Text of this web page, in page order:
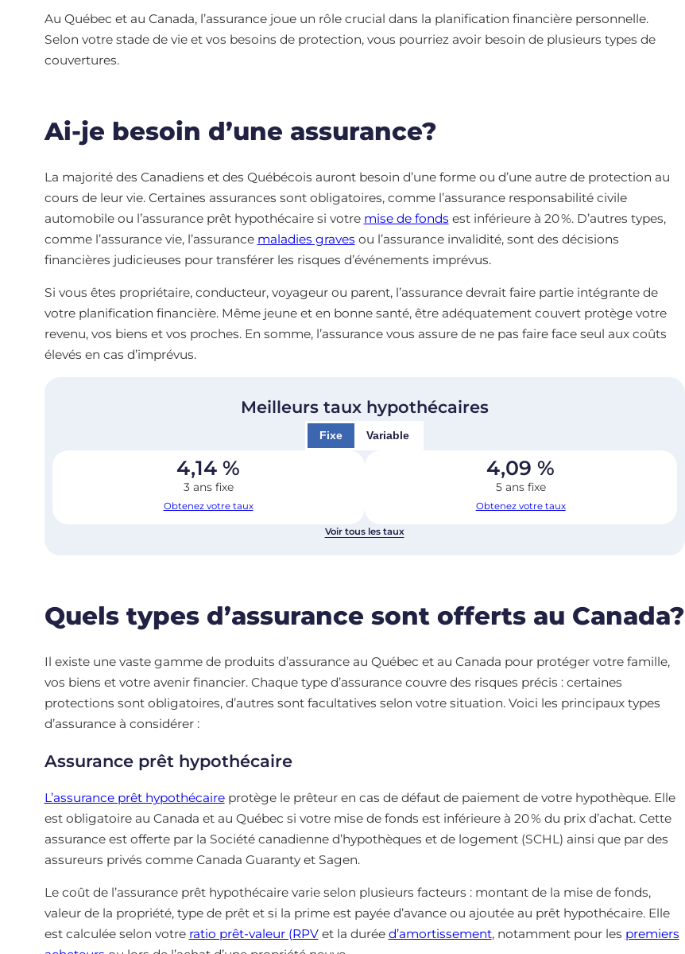
Au Québec et au Canada, l’assurance joue un rôle crucial dans la planification financière personnelle.
Selon votre stade de vie et vos besoins de protection, vous pourriez avoir besoin de plusieurs types de
couvertures.
Ai-je besoin d’une assurance?
La majorité des Canadiens et des Québécois auront besoin d’une forme ou d’une autre de protection au
cours de leur vie. Certaines assurances sont obligatoires, comme l’assurance responsabilité civile
automobile ou l’assurance prêt hypothécaire si votre mise de fonds est inférieure à 20 %. D’autres types,
comme l’assurance vie, l’assurance maladies graves ou l’assurance invalidité, sont des décisions
financières judicieuses pour transférer les risques d’événements imprévus.
Si vous êtes propriétaire, conducteur, voyageur ou parent, l’assurance devrait faire partie intégrante de
votre planification financière. Même jeune et en bonne santé, être adéquatement couvert protège votre
revenu, vos biens et vos proches. En somme, l’assurance vous assure de ne pas faire face seul aux coûts
élevés en cas d’imprévus.
Meilleurs taux hypothécaires
Fixe Variable
4,14 %
3 ans fixe
Obtenez votre taux
4,09 %
5 ans fixe
Obtenez votre taux
Voir tous les taux
Quels types d’assurance sont offerts au Canada?
Il existe une vaste gamme de produits d’assurance au Québec et au Canada pour protéger votre famille,
vos biens et votre avenir financier. Chaque type d’assurance couvre des risques précis : certaines
protections sont obligatoires, d’autres sont facultatives selon votre situation. Voici les principaux types
d’assurance à considérer :
Assurance prêt hypothécaire
L’assurance prêt hypothécaireprotège le prêteur en cas de défaut de paiement de votre hypothèque. Elle
est obligatoire au Canada et au Québec si votre mise de fonds est inférieure à 20 % du prix d’achat. Cette
assurance est offerte par la Société canadienne d’hypothèques et de logement (SCHL) ainsi que par des
assureurs privés comme Canada Guaranty et Sagen.
Le coût de l’assurance prêt hypothécaire varie selon plusieurs facteurs : montant de la mise de fonds,
valeur de la propriété, type de prêt et si la prime est payée d’avance ou ajoutée au prêt hypothécaire. Elle
est calculée selon votre ratio prêt-valeur (RPVet la durée d’amortissement, notamment pour les premiers